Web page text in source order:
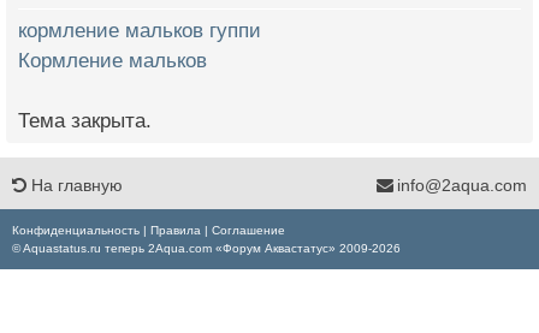
кормление мальков гуппи
Кормление мальков
Тема закрыта.
На главную info@2aqua.com
Конфиденциальность | Правила | Соглашение
© Aquastatus.ru теперь 2Aqua.com «Форум Аквастатус» 2009-2026